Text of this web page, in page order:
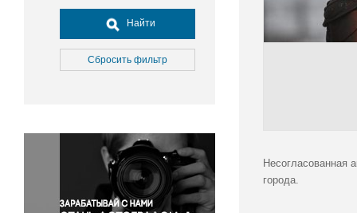
Досуг, туризм и отдых
Культура
Медицина
Окружающая среда
Политика
Правосудие
Происшествия и конфликты
Найти
Сбросить фильтр
Несогласованная
города.